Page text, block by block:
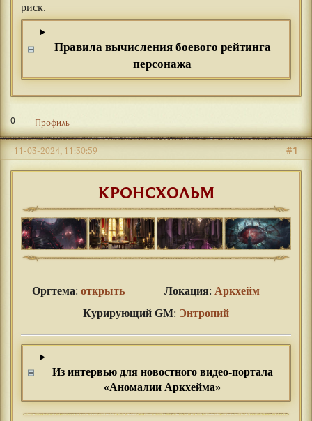
риск.
Правила вычисления боевого рейтинга
персонажа
0 Профиль
#1
11-03-2024, 11:30:59
КРОНСХОЛЬМ
Оргтема:открыть Локация:Аркхейм
Курирующий GM: Энтропий
Из интервью для новостного видео-портала
«Аномалии Аркхейма»